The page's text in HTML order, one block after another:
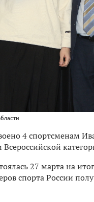
4 спортсменам
Всероссийской
27 марта на
спорта России